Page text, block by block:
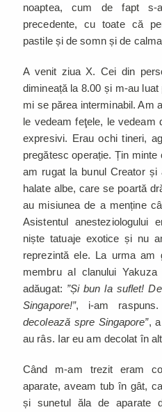
noaptea, cum de fapt
precedente, cu toate că
pastile și de somn și de
A venit ziua X. Cei din
dimineață la 8.00 și m-au
mi se părea interminabil. Am
le vedeam feţele, le vedeam
expresivi. Erau ochi tineri,
pregătesc operație. Țin
am rugat la bunul Creator
halate albe, care se poartă
au misiunea de a menține
Asistentul anesteziologului
niște tatuaje exotice și nu
reprezintă ele. La urma
membru al clanului
adăugat: ”Și bun la suflet!
Singapore!”, i-am raspuns.
decolează spre Singapore”,
au râs. Iar eu am decolat în
Când m-am trezit eram
aparate, aveam tub în gât,
și sunetul ăla de aparate